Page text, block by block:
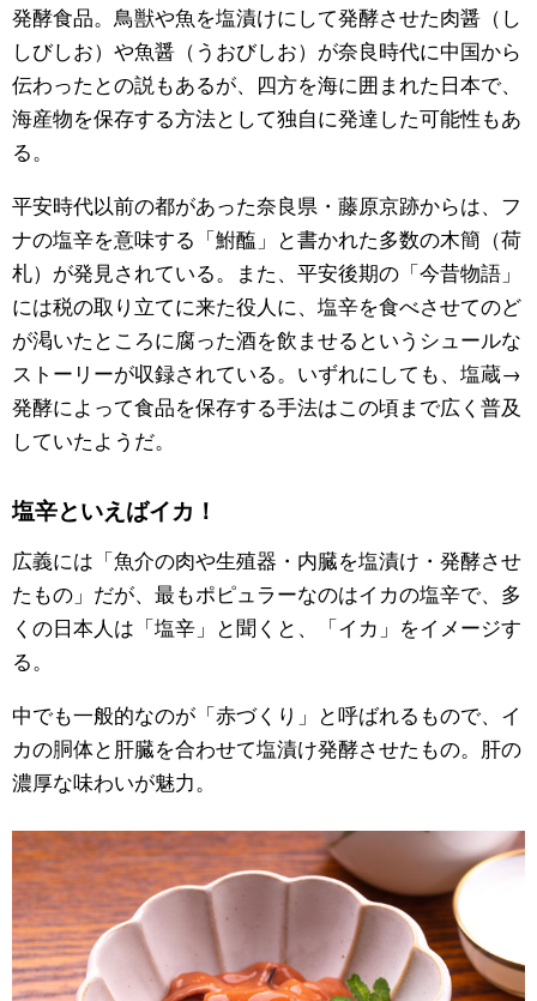
発酵食品。鳥獣や魚を塩漬けにして発酵させた肉醤（し
しびしお）や魚醤（うおびしお）が奈良時代に中国から
伝わったとの説もあるが、四方を海に囲まれた日本で、
海産物を保存する方法として独自に発達した可能性もあ
る。
平安時代以前の都があった奈良県・藤原京跡からは、フ
ナの塩辛を意味する「鮒醢」と書かれた多数の木簡（荷
札）が発見されている。また、平安後期の「今昔物語」
には税の取り立てに来た役人に、塩辛を食べさせてのど
が渇いたところに腐った酒を飲ませるというシュールな
ストーリーが収録されている。いずれにしても、塩蔵→
発酵によって食品を保存する手法はこの頃まで広く普及
していたようだ。
塩辛といえばイカ！
広義には「魚介の肉や生殖器・内臓を塩漬け・発酵させ
たもの」だが、最もポピュラーなのはイカの塩辛で、多
くの日本人は「塩辛」と聞くと、「イカ」をイメージす
る。
中でも一般的なのが「赤づくり」と呼ばれるもので、イ
カの胴体と肝臓を合わせて塩漬け発酵させたもの。肝の
濃厚な味わいが魅力。